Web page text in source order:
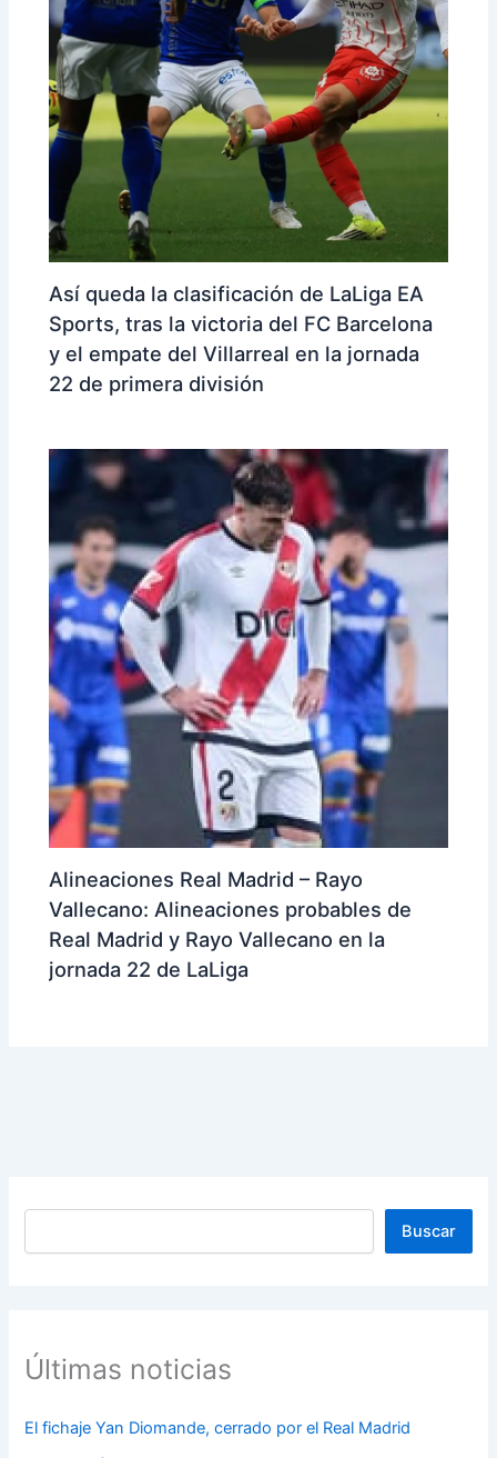
Así queda la clasificación de LaLiga EA
Sports, tras la victoria del FC Barcelona
y el empate del Villarreal en la jornada
22 de primera división
Alineaciones Real Madrid – Rayo
Vallecano: Alineaciones probables de
Real Madrid y Rayo Vallecano en la
jornada 22 de LaLiga
Buscar
Buscar
Últimas noticias
El fichaje Yan Diomande, cerrado por el Real Madrid